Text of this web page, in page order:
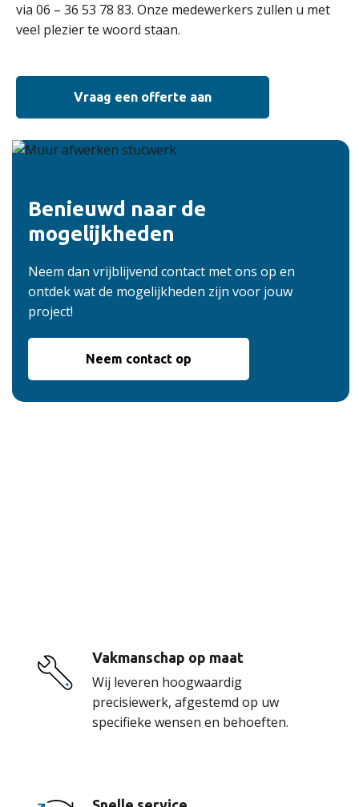
via 06 – 36 53 78 83. Onze medewerkers zullen u met
veel plezier te woord staan.
Vraag een offerte aan
Benieuwd naar de
mogelijkheden
Neem dan vrijblijvend contact met ons op en
ontdek wat de mogelijkheden zijn voor jouw
project!
Neem contact op
Vakmanschap op maat
Wij leveren hoogwaardig
precisiewerk, afgestemd op uw
specifieke wensen en behoeften.